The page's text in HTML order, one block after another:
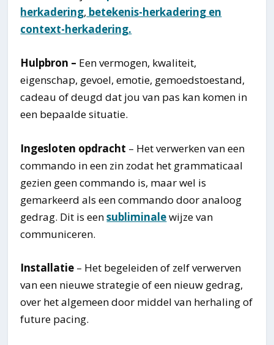
herkadering, betekenis-herkadering en
context-herkadering.
Hulpbron – Een vermogen, kwaliteit,
eigenschap, gevoel, emotie, gemoedstoestand,
cadeau of deugd dat jou van pas kan komen in
een bepaalde situatie.
Ingesloten opdracht – Het verwerken van een
commando in een zin zodat het grammaticaal
gezien geen commando is, maar wel is
gemarkeerd als een commando door analoog
gedrag. Dit is eensubliminalewijze van
communiceren.
Installatie – Het begeleiden of zelf verwerven
van een nieuwe strategie of een nieuw gedrag,
over het algemeen door middel van herhaling of
future pacing.